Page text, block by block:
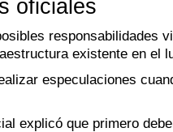
oficiales
responsabilidades
existente en el
especulaciones
explicó que primero